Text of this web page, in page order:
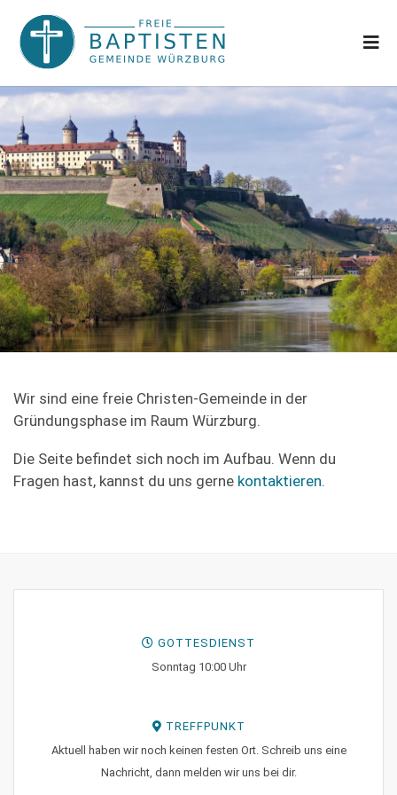
Wir sind eine freie Christen-Gemeinde in der
Gründungsphase im Raum Würzburg.
Die Seite befindet sich noch im Aufbau. Wenn du
Fragen hast, kannst du uns gerne kontaktieren.
GOTTESDIENST
Sonntag 10:00 Uhr
TREFFPUNKT
Aktuell haben wir noch keinen festen Ort. Schreib uns eine
Nachricht, dann melden wir uns bei dir.